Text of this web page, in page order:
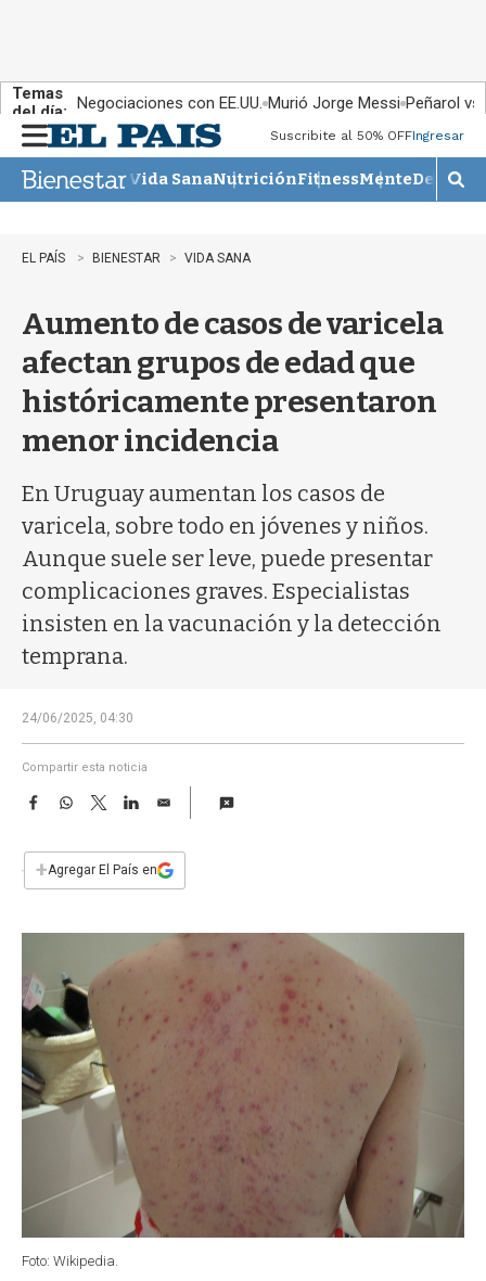
Temas
del día: Negociaciones con EE.UU. Murió Jorge Messi Peñarol
n
u
Suscribite al 50% OFFIngresar
Vida SanaNutriciónFitnessMente
M
o
EL PAÍS BIENESTAR VIDA SANA
Aumento de casos de varicela
afectan grupos de edad que
históricamente presentaron
menor incidencia
En Uruguay aumentan los casos de
varicela, sobre todo en jóvenes y niños.
Aunque suele ser leve, puede presentar
complicaciones graves. Especialistas
insisten en la vacunación y la detección
temprana.
24/06/2025, 04:30
Compartir esta noticia
F
e
b
W
s
T
w
t
L
E
i
l
+Agregar El País en
Foto: Wikipedia.